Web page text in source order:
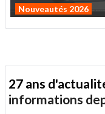
Nouveautés 2026
27 ans
informations